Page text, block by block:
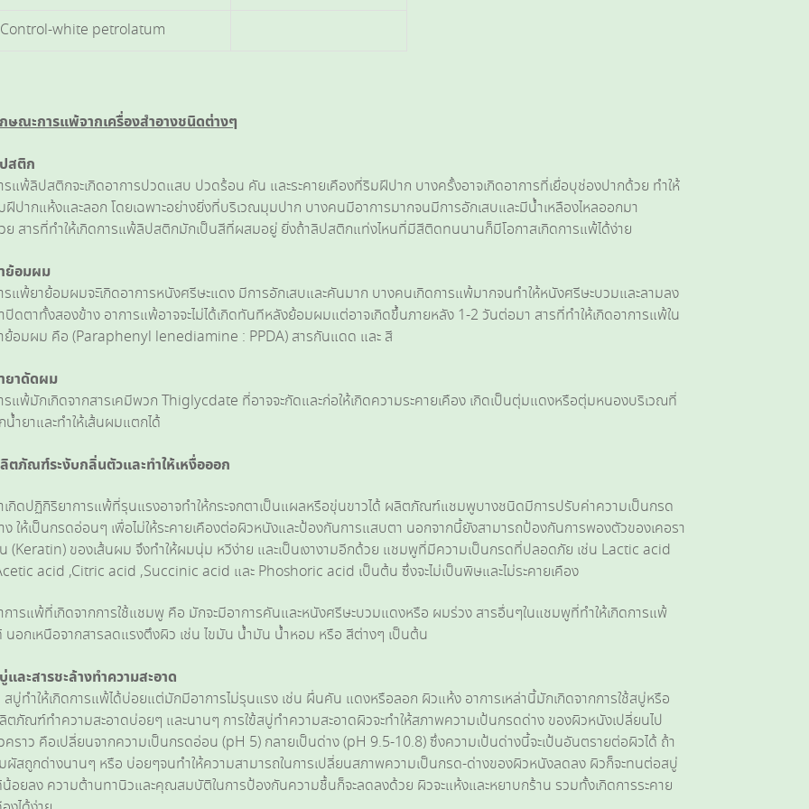
Control-white petrolatum
ษณะการแพ้จากเครื่องสำอางชนิดต่างๆ
สติก
รแพ้ลิปสติกจะเกิดอาการปวดแสบ ปวดร้อน คัน และระคายเคืองที่ริมฝีปาก บางครั้งอาจเกิดอาการที่เยื่อบุช่องปากด้วย ทำให้
ฝีปากแห้งและลอก โดยเฉพาะอย่างยิ่งที่บริเวณมุมปาก บางคนมีอาการมากจนมีการอักเสบและมีน้ำเหลืองไหลออกมา
ย สารที่ทำให้เกิดการแพ้ลิปสติกมักเป็นสีที่ผสมอยู่ ยิ่งถ้าลิปสติกแท่งไหนที่มีสีติดทนนานก็มีโอกาสเกิดการแพ้ได้ง่าย
ย้อมผม
รแพ้ยาย้อมผมจะเิกิดอาการหนังศรีษะแดง มีการอักเสบและคันมาก บางคนเกิดการแพ้มากจนทำให้หนังศรีษะบวมและลามลง
ปิดตาทั้งสองข้าง อาการแพ้อาจจะไม่ได้เกิดทันทีหลังย้อมผมแต่อาจเกิดขึ้นภายหลัง 1-2 วันต่อมา สารที่ทำให้เกิดอาการแพ้ใน
ย้อมผม คือ (Paraphenyl lenediamine : PPDA) สารกันแดด และ สี
ยาดัดผม
รแพ้มักเกิดจากสารเคมีพวก Thiglycdate ที่อาจจะกัดและก่อให้เกิดความระคายเคือง เกิดเป็นตุ่มแดงหรือตุ่มหนองบริเวณที่
น้ำยาและทำให้เส้นผมแตกได้
ตภัณฑ์ระงับกลิ่นตัวและทำให้เหงื่อออก
เกิดปฏิกิริยาการแพ้ที่รุนแรงอาจทำให้กระจกตาเป็นแผลหรือขุ่นขาวได้ ผลิตภัณฑ์แชมพูบางชนิดมีการปรับค่าความเป็นกรด
ง ให้เป็นกรดอ่อนๆ เพื่อไม่ให้ระคายเคืองต่อผิวหนังและป้องกันการแสบตา นอกจากนี้ยังสามารถป้องกันการพองตัวของเคอรา
(Keratin) ของเส้นผม จึงทำให้ผมนุ่ม หวีง่าย และเป็นเงางามอีกด้วย แชมพูที่มีความเป็นกรดที่ปลอดภัย เช่น Lactic acid
acid ,Citric acid ,Succinic acid และ Phoshoric acid เป็นต้น ซึ่งจะไม่เป็นพิษและไม่ระคายเคือง
การแพ้ที่เกิดจากการใช้แชมพู คือ มักจะมีอาการคันและหนังศรีษะบวมแดงหรือ ผมร่วง สารอื่นๆในแชมพูที่ทำให้เกิดการแพ้
นอกเหนือจากสารลดแรงตึงผิว เช่น ไขมัน น้ำมัน น้ำหอม หรือ สีต่างๆ เป็นต้น
และสารชะล้างทำความสะอาด
สบู่ทำให้เกิดการแพ้ได้บ่อยแต่มักมีอาการไม่รุนแรง เช่น ผื่นคัน แดงหรือลอก ผิวแห้ง อาการเหล่านี้มักเกิดจากการใช้สบู่หรือ
ตภัณฑ์ทำความสะอาดบ่อยๆ และนานๆ การใฃ้สบู่ทำความสะอาดผิวจะทำให้สภาพความเป้นกรดด่าง ของผิวหนังเปลี่ยนไป
คราว คือเปลี่ยนจากความเป็นกรดอ่อน (pH 5) กลายเป็นด่าง (pH 9.5-10.8) ซึ่งความเป้นด่างนี้จะเป้นอันตรายต่อผิวได้ ถ้า
ผัสถูกด่างนานๆ หรือ บ่อยๆจนทำให้ความสามารถในการเปลี่ยนสภาพความเป็นกรด-ด่างของผิวหนังลดลง ผิวก็จะทนต่อสบู่
น้อยลง ความต้านทานิวและคุณสมบัติในการป้องกันความชื้นก็จะลดลงด้วย ผิวจะแห้งและหยาบกร้าน รวมทั้งเกิดการระคาย